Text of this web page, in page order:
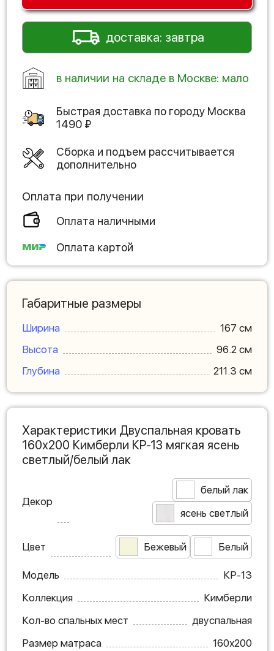
доставка: завтра
в наличии на складе в Москве: мало
Быстрая доставка по городу Москва
1490 ₽
Сборка и подъем рассчитывается
дополнительно
Оплата при получении
Оплата наличными
Оплата картой
Габаритные размеры
Ширина
167 см
Высота
96.2 см
Глубина
211.3 см
Характеристики Двуспальная кровать
160х200 Кимберли КР-13 мягкая ясень
светлый/белый лак
Декор
белый лак
ясень светлый
Цвет Бежевый Белый
Модель
КР-13
Коллекция
Кимберли
Кол-во спальных мест
двуспальная
Размер матраса
160х200